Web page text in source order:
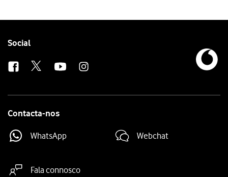
Follow
Social
Contacta-nos
WhatsApp Webchat
Fala connosco